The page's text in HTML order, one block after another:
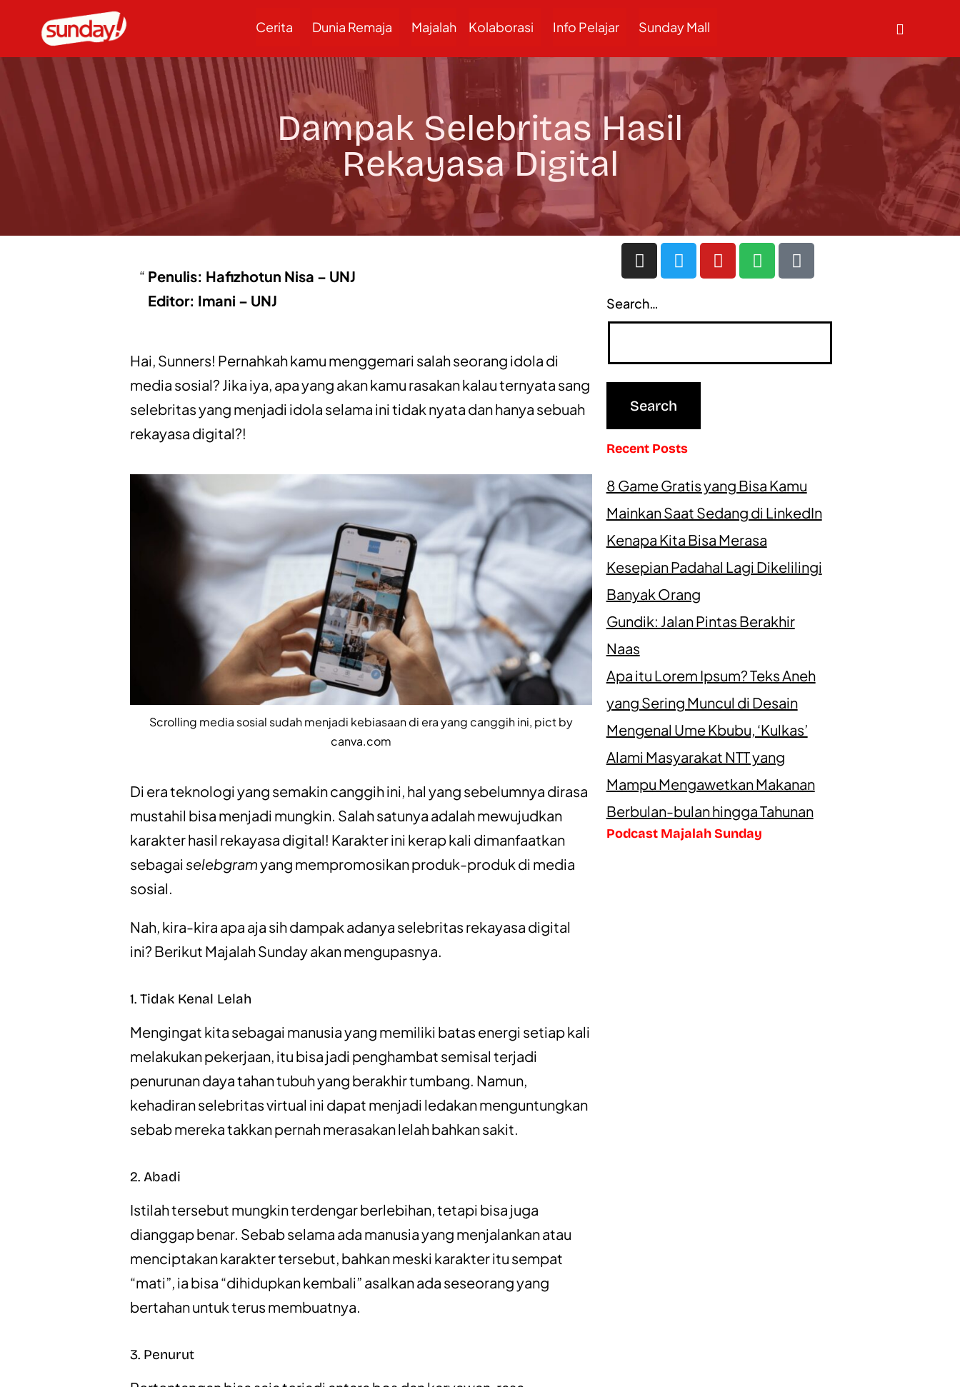
Cerita Dunia Remaja Majalah Kolaborasi Info Pelajar Sunday Mall
Dampak Selebritas Hasil
Rekayasa Digital
Penulis: Hafizhotun Nisa – UNJ
Editor: Imani – UNJ
Hai, Sunners! Pernahkah kamu menggemari salah seorang idola di
media sosial? Jika iya, apa yang akan kamu rasakan kalau ternyata sang
selebritas yang menjadi idola selama ini tidak nyata dan hanya sebuah
rekayasa digital?!
Scrolling media sosial sudah menjadi kebiasaan di era yang canggih ini, pict by
canva.com
Di era teknologi yang semakin canggih ini, hal yang sebelumnya dirasa
mustahil bisa menjadi mungkin. Salah satunya adalah mewujudkan
karakter hasil rekayasa digital! Karakter ini kerap kali dimanfaatkan
sebagai selebgramyang mempromosikan produk-produk di media
sosial.
Nah, kira-kira apa aja sih dampak adanya selebritas rekayasa digital
ini? Berikut Majalah Sunday akan mengupasnya.
1. Tidak Kenal Lelah
Mengingat kita sebagai manusia yang memiliki batas energi setiap kali
melakukan pekerjaan, itu bisa jadi penghambat semisal terjadi
penurunan daya tahan tubuh yang berakhir tumbang. Namun,
kehadiran selebritas virtual ini dapat menjadi ledakan menguntungkan
sebab mereka takkan pernah merasakan lelah bahkan sakit.
2. Abadi
Istilah tersebut mungkin terdengar berlebihan, tetapi bisa juga
dianggap benar. Sebab selama ada manusia yang menjalankan atau
menciptakan karakter tersebut, bahkan meski karakter itu sempat
“mati”, ia bisa “dihidupkan kembali” asalkan ada seseorang yang
bertahan untuk terus membuatnya.
3. Penurut
Search…
Recent Posts
8 Game Gratis yang Bisa Kamu
Mainkan Saat Sedang di LinkedIn
Kenapa Kita Bisa Merasa
Kesepian Padahal Lagi Dikelilingi
Banyak Orang
Gundik: Jalan Pintas Berakhir
Naas
Apa itu Lorem Ipsum? Teks Aneh
yang Sering Muncul di Desain
Mengenal Ume Kbubu, ‘Kulkas’
Alami Masyarakat NTT yang
Mampu Mengawetkan Makanan
Berbulan-bulan hingga Tahunan
Podcast Majalah Sunday